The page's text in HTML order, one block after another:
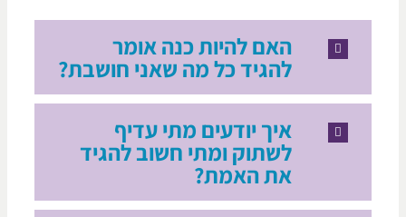
האם להיות כנה אומר
להגיד כל מה שאני חושבת?
איך יודעים מתי עדיף
לשתוק ומתי חשוב להגיד
את האמת?